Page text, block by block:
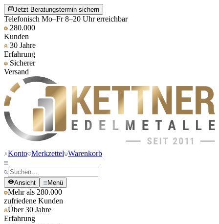
Jetzt Beratungstermin sichern
Telefonisch Mo–Fr 8–20 Uhr erreichbar
280.000
Kunden
30 Jahre
Erfahrung
Sicherer
Versand
Konto Merkzettel Warenkorb
Ansicht Menü
Mehr als 280.000
zufriedene Kunden
Über 30 Jahre
Erfahrung